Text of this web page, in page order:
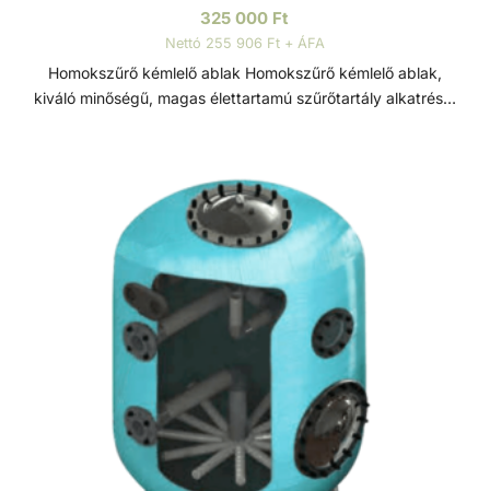
325 000 Ft
Nettó 255 906 Ft + ÁFA
Homokszűrő kémlelő ablak Homokszűrő kémlelő ablak,
kiváló minőségű, magas élettartamú szűrőtartály alkatrész.
elszaporodhatnak az algák és más szennyeződések,
melyek nem csak a látványt rontják, de a fürdőzők
egészségére is veszélyesek lehetnek. A szűrőtartály a
vízforgató készülék segítségével az egészen finom
szennyeződéseket is kiszűrhetik a vízből, amelyek így
fennakadnak a szűrőközegen.